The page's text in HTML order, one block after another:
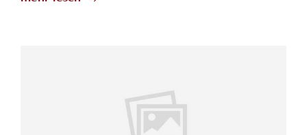
Restrukturierung und Sanierung
Steuerstrafrecht
Tax Compliance / Verfahrensdokumentation